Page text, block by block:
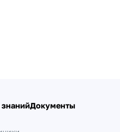
Документы